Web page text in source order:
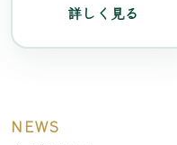
詳しく見る
NEWS